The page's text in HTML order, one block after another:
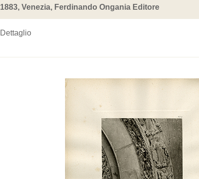
1883, Venezia, Ferdinando Ongania Editore
Dettaglio